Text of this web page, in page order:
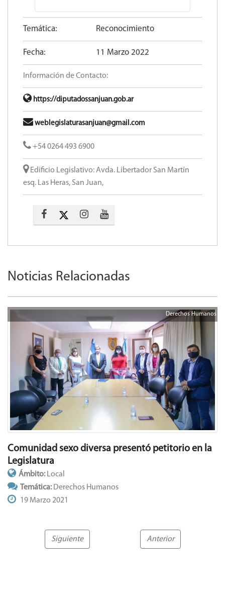
Temática: Reconocimiento
Fecha: 11 Marzo 2022
Información de Contacto:
https://diputadossanjuan.gob.ar
weblegislaturasanjuan@gmail.com
+54 0264 493 6900
Edificio Legislativo: Avda. Libertador San Martín
esq. Las Heras, San Juan,
Noticias Relacionadas
Derechos Humanos
Comunidad sexo diversa presentó petitorio en la
Legislatura
Ámbito:Local
Temática:Derechos Humanos
19 Marzo 2021
Siguiente Anterior